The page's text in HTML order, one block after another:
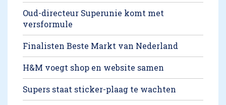
Oud-directeur Superunie komt met
versformule
Finalisten Beste Markt van Nederland
H&M voegt shop en website samen
Supers staat sticker-plaag te wachten